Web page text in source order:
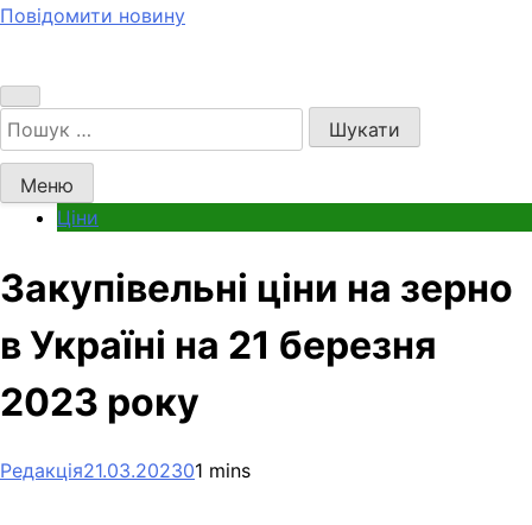
Агронавт
Новини українського агробізнесу
Повідомити новину
Пошук:
Меню
Ціни
Закупівельні ціни на зерно
в Україні на 21 березня
2023 року
Редакція21.03.202301 mins